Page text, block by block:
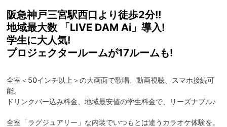
阪急神戸三宮駅西口より徒歩2分!!
地域最大数 「LIVE DAM Ai」導入!
学生に大人気!
プロジェクタールームが17ルームも!
全室＜50インチ以上＞の大画面で歌唱、動画視聴、スマホ接続可
能。
ドリンクバー込み料金、地域最安値の学生料金で、リーズナブル♪
全室「ラグジュアリー」な内装でいつもとは違うカラオケ体験を。